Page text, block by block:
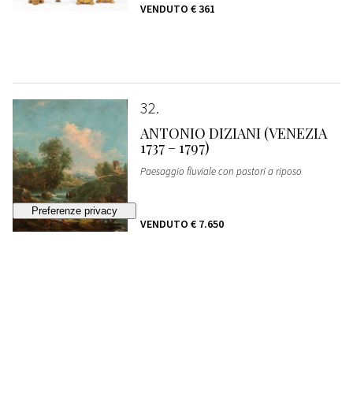
VENDUTO € 361
32
ANTONIO DIZIANI (VENEZIA
1737 – 1797)
Paesaggio fluviale con pastori a riposo
VENDUTO € 7.650